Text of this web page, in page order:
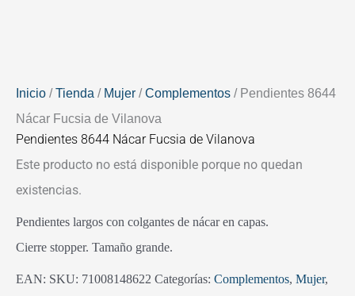
Inicio /Tienda / Mujer /Complementos / Pendientes 8644
Nácar Fucsia de Vilanova
Pendientes 8644 Nácar Fucsia de Vilanova
Este producto no está disponible porque no quedan
existencias.
Pendientes largos con colgantes de nácar en capas.
Cierre stopper. Tamaño grande.
EAN: SKU: 71008148622 Categorías: Complementos, Mujer,